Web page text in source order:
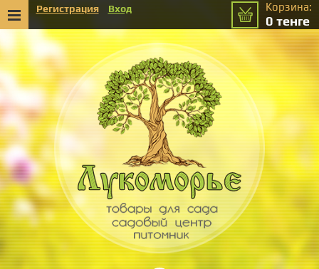
Корзина:
0 тенге
Регистрация Вход